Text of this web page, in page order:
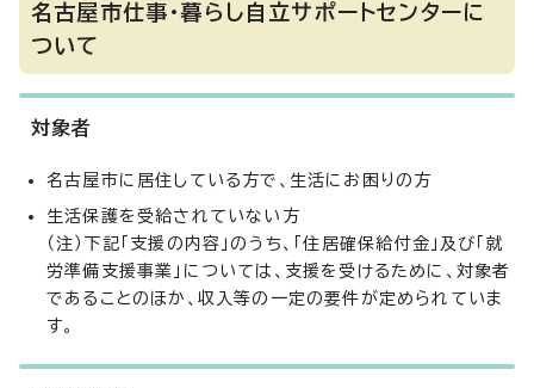
名古屋市仕事・暮らし自立サポートセンターに
ついて
対象者
名古屋市に居住している方で、生活にお困りの方
生活保護を受給されていない方
（注）下記「支援の内容」のうち、「住居確保給付金」及び「就
労準備支援事業」については、支援を受けるために、対象者
であることのほか、収入等の一定の要件が定められていま
す。